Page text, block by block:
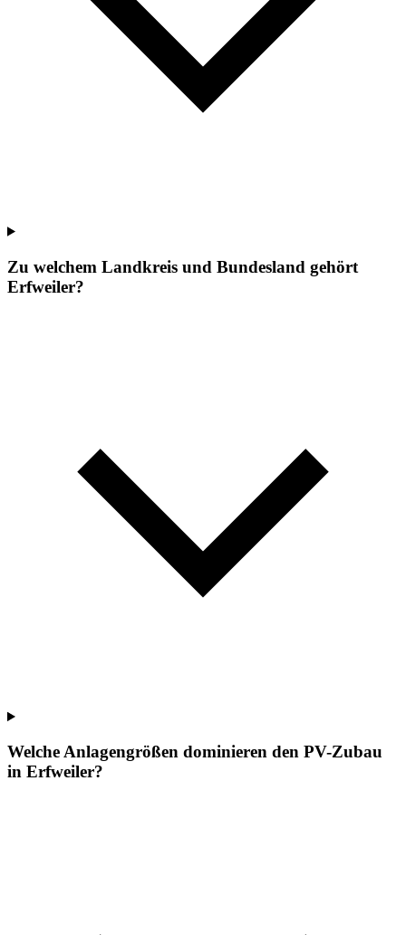
Zu welchem Landkreis und Bundesland gehört
Erfweiler?
Welche Anlagengrößen dominieren den PV-Zubau
in Erfweiler?